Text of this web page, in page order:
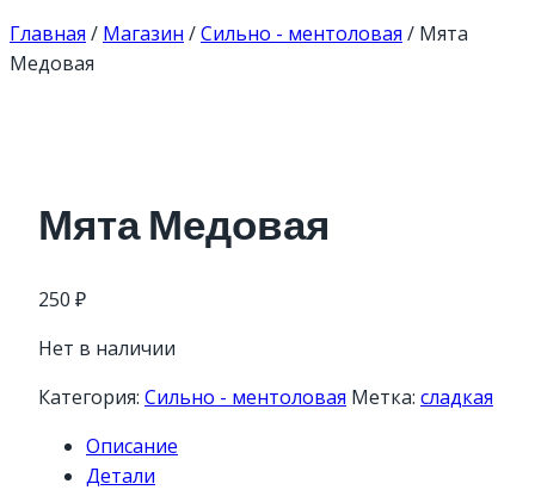
Главная / Магазин /Сильно - ментоловая / Мята
Медовая
Мята Медовая
250 ₽
Нет в наличии
Категория: Сильно - ментоловая Метка: сладкая
Описание
Детали